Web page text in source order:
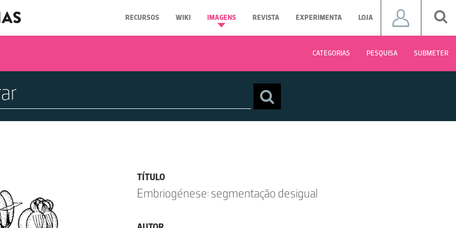
RECURSOS WIKI IMAGENS REVISTA EXPERIMENTA LOJA
CATEGORIAS PESQUISA SUBMETER
TÍTULO
Embriogénese: segmentação desigual